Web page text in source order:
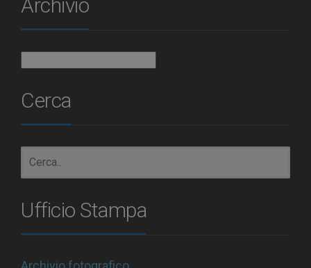
Archivio
Cerca
Ufficio Stampa